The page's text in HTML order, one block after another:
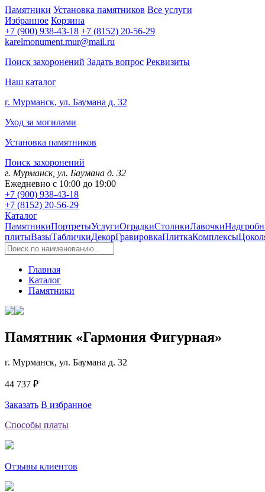
Памятники Установка памятников Все услуги
Избранное Корзина
+7 (900) 938-43-18 +7 (8152) 20-56-29
karelmonument.mur@mail.ru
Поиск захоронений Задать вопрос Реквизиты
Наш каталог
г. Мурманск, ул. Баумана д. 32
Уход за могилами
Установка памятников
Поиск захоронений
г. Мурманск, ул. Баумана д. 32
Ежедневно с 10:00 до 19:00
+7 (900) 938-43-18
+7 (8152) 20-56-29
Каталог
ПамятникиПортретыУслугиОградкиСтоликиЛавочки
плитыВазыТабличкиДекорГравировкаПлиткаКомплексы
Главная
Каталог
Памятники
Памятник «Гармония Фигурная»
г. Мурманск, ул. Баумана д. 32
44 737 ₽
Заказать В избранное
Способы платы
Отзывы клиентов